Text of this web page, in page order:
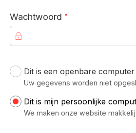
Wachtwoord *
Uw inloggegevens
Dit is een openbare computer
Uw gegevens worden niet
Dit is mijn persoonlijke
We maken onze website